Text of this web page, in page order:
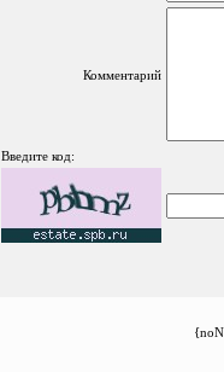
Комментарий
Введите код: